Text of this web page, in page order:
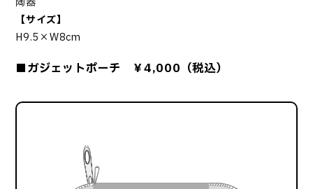
【サイズ】
H9.5×W8cm
■ガジェットポーチ ￥4,000（税込）